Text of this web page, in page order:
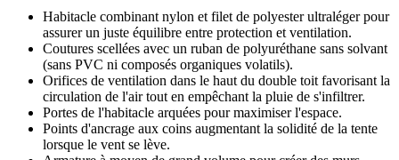
Habitacle combinant nylon et filet de polyester ultraléger pour
assurer un juste équilibre entre protection et ventilation.
Coutures scellées avec un ruban de polyuréthane sans solvant
(sans PVC ni composés organiques volatils).
Orifices de ventilation dans le haut du double toit favorisant la
circulation de l'air tout en empêchant la pluie de s'infiltrer.
Portes de l'habitacle arquées pour maximiser l'espace.
Points d'ancrage aux coins augmentant la solidité de la tente
lorsque le vent se lève.